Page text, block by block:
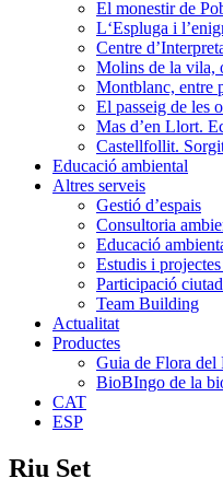
El monestir de
L‘Espluga i
Centre
Molins de la vila,
Montblanc, entre
El passeig de les
Mas d’en Llort.
Castellfollit.
Educació ambiental
Altres serveis
Gestió d’espais
Consultoria
Educació
Estudis i
Participació
Team Building
Actualitat
Productes
Guia de Flora del
BioBIngo de la
CAT
ESP
Riu Set